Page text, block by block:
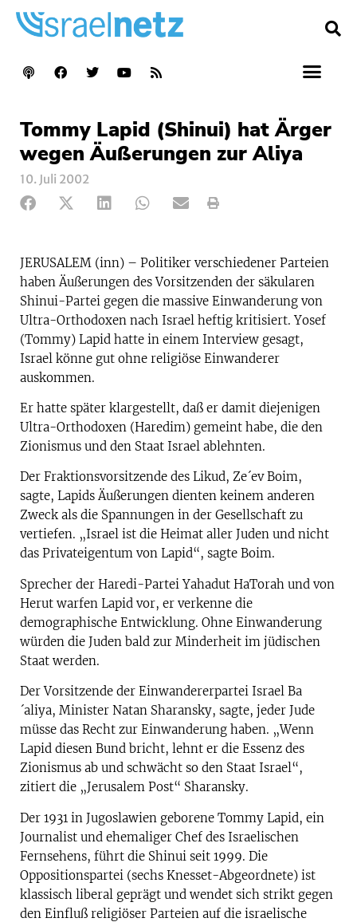
Tommy Lapid (Shinui) hat Ärger
wegen Äußerungen zur Aliya
10. Juli 2002
JERUSALEM (inn) – Politiker verschiedener Parteien
haben Äußerungen des Vorsitzenden der säkularen
Shinui-Partei gegen die massive Einwanderung von
Ultra-Orthodoxen nach Israel heftig kritisiert. Yosef
(Tommy) Lapid hatte in einem Interview gesagt,
Israel könne gut ohne religiöse Einwanderer
auskommen.
Er hatte später klargestellt, daß er damit diejenigen
Ultra-Orthodoxen (Haredim) gemeint habe, die den
Zionismus und den Staat Israel ablehnten.
Der Fraktionsvorsitzende des Likud, Ze´ev Boim,
sagte, Lapids Äußerungen dienten keinem anderen
Zweck als die Spannungen in der Gesellschaft zu
vertiefen. „Israel ist die Heimat aller Juden und nicht
das Privateigentum von Lapid“, sagte Boim.
Sprecher der Haredi-Partei Yahadut HaTorah und von
Herut warfen Lapid vor, er verkenne die
demographische Entwicklung. Ohne Einwanderung
würden die Juden bald zur Minderheit im jüdischen
Staat werden.
Der Vorsitzende der Einwandererpartei Israel Ba
´aliya, Minister Natan Sharansky, sagte, jeder Jude
müsse das Recht zur Einwanderung haben. „Wenn
Lapid diesen Bund bricht, lehnt er die Essenz des
Zionismus ab und schwächt so den Staat Israel“,
zitiert die „Jerusalem Post“ Sharansky.
Der 1931 in Jugoslawien geborene Tommy Lapid, ein
Journalist und ehemaliger Chef des Israelischen
Fernsehens, führt die Shinui seit 1999. Die
Oppositionspartei (sechs Knesset-Abgeordnete) ist
klassisch liberal geprägt und wendet sich strikt gegen
den Einfluß religiöser Parteien auf die israelische